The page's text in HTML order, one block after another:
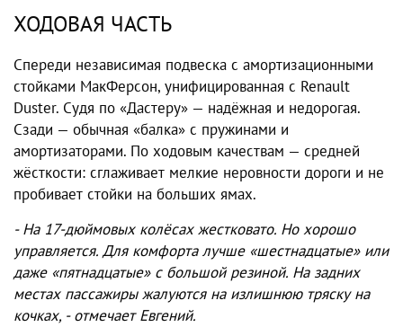
ХОДОВАЯ ЧАСТЬ
Спереди независимая подвеска с амортизационными
стойками МакФерсон, унифицированная с Renault
Duster. Судя по «Дастеру» — надёжная и недорогая.
Сзади — обычная «балка» с пружинами и
амортизаторами. По ходовым качествам — средней
жёсткости: сглаживает мелкие неровности дороги и не
пробивает стойки на больших ямах.
- На 17-дюймовых колёсах жестковато. Но хорошо
управляется. Для комфорта лучше «шестнадцатые» или
даже «пятнадцатые» с большой резиной. На задних
местах пассажиры жалуются на излишнюю тряску на
кочках, - отмечает Евгений.